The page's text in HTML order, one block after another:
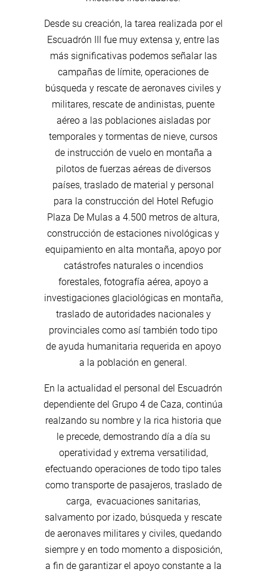
Desde su creación, la tarea realizada por el
Escuadrón III fue muy extensa y, entre las
más significativas podemos señalar las
campañas de límite, operaciones de
búsqueda y rescate de aeronaves civiles y
militares, rescate de andinistas, puente
aéreo a las poblaciones aisladas por
temporales y tormentas de nieve, cursos
de instrucción de vuelo en montaña a
pilotos de fuerzas aéreas de diversos
países, traslado de material y personal
para la construcción del Hotel Refugio
Plaza De Mulas a 4.500 metros de altura,
construcción de estaciones nivológicas y
equipamiento en alta montaña, apoyo por
catástrofes naturales o incendios
forestales, fotografía aérea, apoyo a
investigaciones glaciológicas en montaña,
traslado de autoridades nacionales y
provinciales como así también todo tipo
de ayuda humanitaria requerida en apoyo
a la población en general.
En la actualidad el personal del Escuadrón
dependiente del Grupo 4 de Caza, continúa
realzando su nombre y la rica historia que
le precede, demostrando día a día su
operatividad y extrema versatilidad,
efectuando operaciones de todo tipo tales
como transporte de pasajeros, traslado de
carga, evacuaciones sanitarias,
salvamento por izado, búsqueda y rescate
de aeronaves militares y civiles, quedando
siempre y en todo momento a disposición,
a fin de garantizar el apoyo constante a la